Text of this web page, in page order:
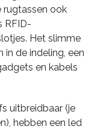
rugtassen ook
RFID-
Het slimme
in de indeling, een
en kabels
uitbreidbaar (je
hebben een led